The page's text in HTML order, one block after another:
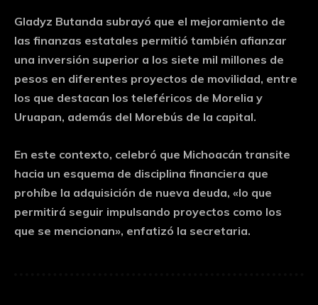
Gladyz Butanda subrayó que el mejoramiento de
las finanzas estatales permitió también afianzar
una inversión superior a los siete mil millones de
pesos en diferentes proyectos de movilidad, entre
los que destacan los teleféricos de Morelia y
Uruapan, además del Morebús de la capital.
En este contexto, celebró que Michoacán transite
hacia un esquema de disciplina financiera que
prohíbe la adquisición de nueva deuda, «lo que
permitirá seguir impulsando proyectos como los
que se mencionan», enfatizó la secretaria.